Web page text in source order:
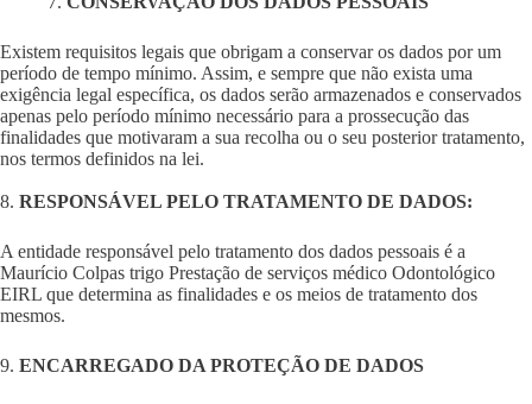
Existem requisitos legais que obrigam a conservar os dados por um
período de tempo mínimo. Assim, e sempre que não exista uma
exigência legal específica, os dados serão armazenados e conservados
apenas pelo período mínimo necessário para a prossecução das
finalidades que motivaram a sua recolha ou o seu posterior tratamento,
nos termos definidos na lei.
8. RESPONSÁVEL PELO TRATAMENTO DE DADOS:
A entidade responsável pelo tratamento dos dados pessoais é a
Maurício Colpas trigo Prestação de serviços médico Odontológico
EIRL que determina as finalidades e os meios de tratamento dos
mesmos.
9. ENCARREGADO DA PROTEÇÃO DE DADOS